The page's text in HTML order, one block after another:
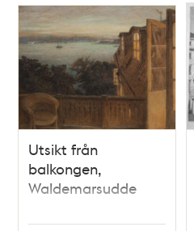
Utsikt från
balkongen,
Waldemarsudde